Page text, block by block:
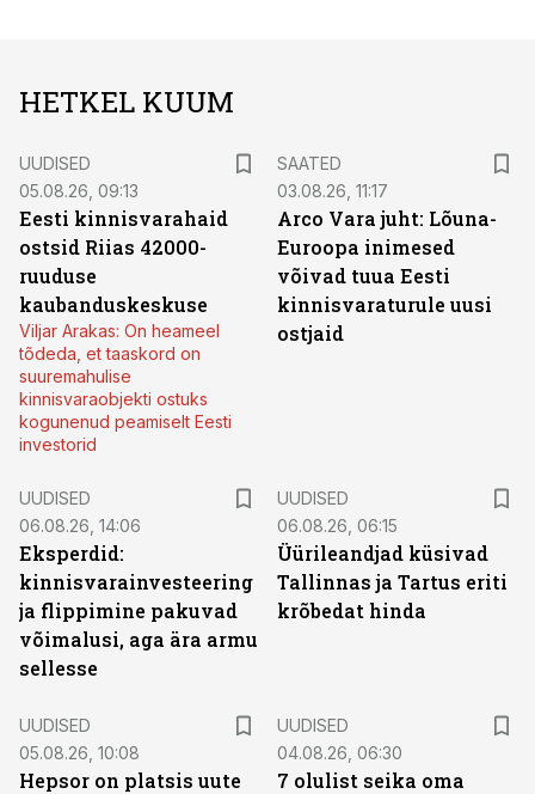
HETKEL KUUM
UUDISED
05.08.26, 09:13
Eesti kinnisvarahaid
ostsid Riias 42000-
ruuduse
kaubanduskeskuse
Viljar Arakas: On heameel
tõdeda, et taaskord on
suuremahulise
kinnisvaraobjekti ostuks
kogunenud peamiselt Eesti
investorid
SAATED
03.08.26, 11:17
Arco Vara juht: Lõuna-
Euroopa inimesed
võivad tuua Eesti
kinnisvaraturule uusi
ostjaid
UUDISED
06.08.26, 14:06
Eksperdid:
kinnisvarainvesteering
ja flippimine pakuvad
võimalusi, aga ära armu
sellesse
UUDISED
06.08.26, 06:15
Üürileandjad küsivad
Tallinnas ja Tartus eriti
krõbedat hinda
UUDISED
05.08.26, 10:08
Hepsor on platsis uute
UUDISED
04.08.26, 06:30
7 olulist seika oma